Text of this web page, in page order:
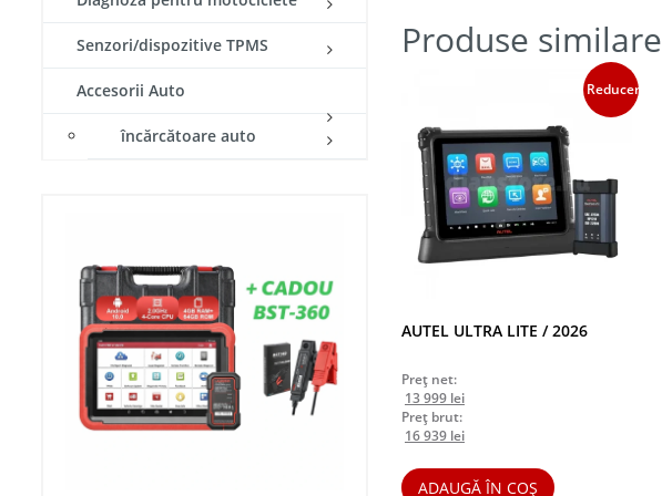
Senzori/dispozitive TPMS
Accesorii Auto
încărcătoare auto
Produse similare
Reduceri!
AUTEL ULTRA LITE / 2026
Preț net:
Prețul
inițial
a
15
999 lei.
13 999 leiPrețul
este:
999 lei.
Preț brut:
Prețul
a
fost:
16 939 leiPrețul
este:
16
ADAUGĂ ÎN COȘ